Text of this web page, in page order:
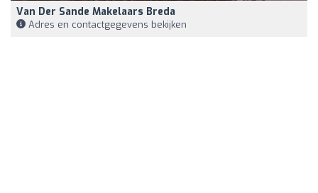
Van Der Sande Makelaars Breda
Adres en contactgegevens bekijken